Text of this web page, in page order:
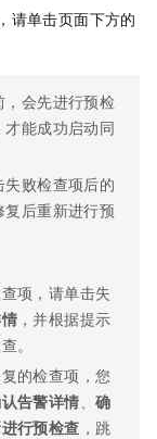
请单击页面下方的
会先进行预检
能成功启动同
败检查项后的
复后重新进行预
项，请单击失
，并根据提示
。
的检查项，您
告警详情 、确
行预检查 ，跳